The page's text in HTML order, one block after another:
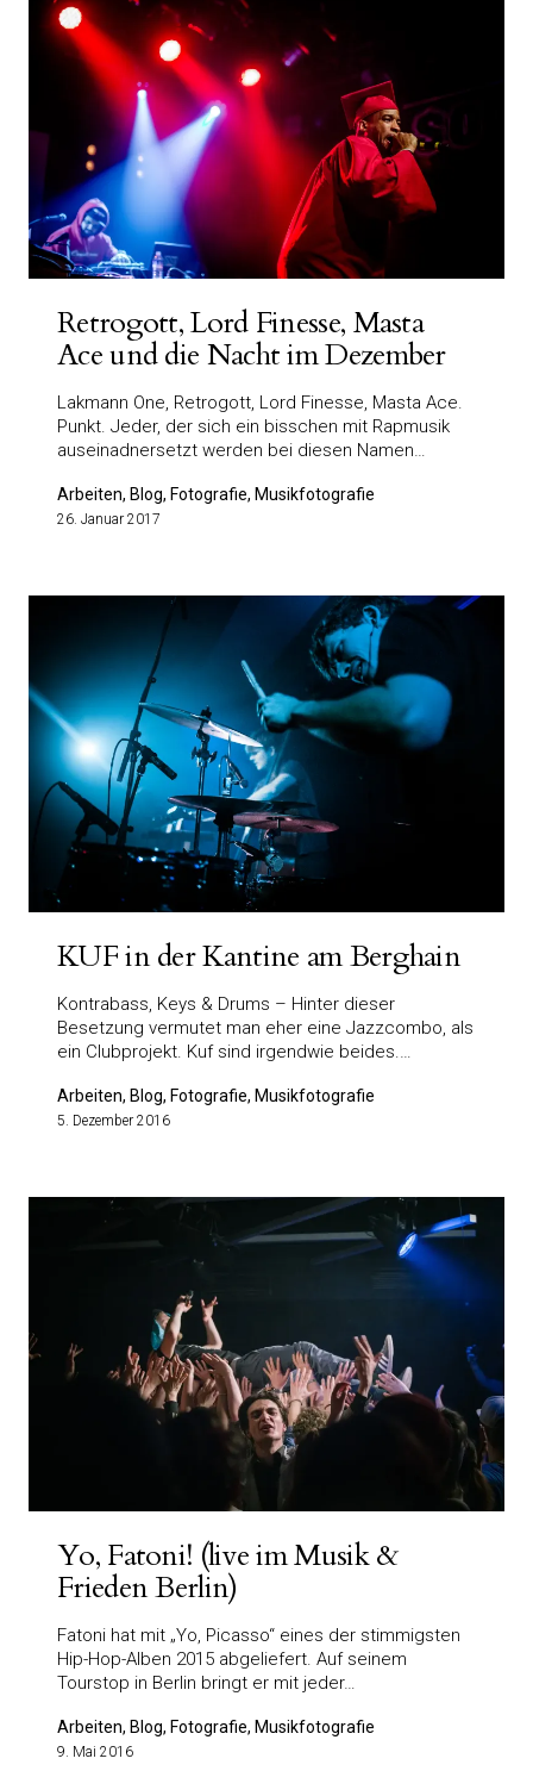
Retrogott, Lord Finesse, Masta
Ace und die Nacht im Dezember
Lakmann One, Retrogott, Lord Finesse, Masta Ace.
Punkt. Jeder, der sich ein bisschen mit Rapmusik
auseinadnersetzt werden bei diesen Namen…
Arbeiten, Blog, Fotografie, Musikfotografie
26. Januar 2017
KUF in der Kantine am Berghain
Kontrabass, Keys & Drums – Hinter dieser
Besetzung vermutet man eher eine Jazzcombo, als
ein Clubprojekt. Kuf sind irgendwie beides.…
Arbeiten, Blog, Fotografie, Musikfotografie
5. Dezember 2016
Yo, Fatoni! (live im Musik &
Frieden Berlin)
Fatoni hat mit „Yo, Picasso“ eines der stimmigsten
Hip-Hop-Alben 2015 abgeliefert. Auf seinem
Tourstop in Berlin bringt er mit jeder…
Arbeiten, Blog, Fotografie, Musikfotografie
9. Mai 2016